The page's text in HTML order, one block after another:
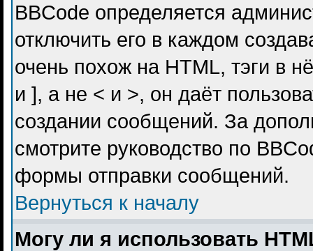
BBCode определяется
отключить его в каждом
очень похож на HTML, тэги в
и ], а не < и >, он даёт
создании сообщений. За
смотрите руководство по
формы отправки сообщений.
Вернуться к началу
Могу ли я использовать